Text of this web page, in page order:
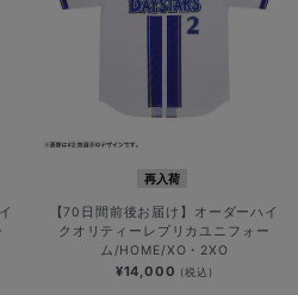
再入荷
【70日間前後お届け】オーダーハイ
クオリティーレプリカユニフォー
ム/HOME/XO・2XO
¥14,000 (税込)